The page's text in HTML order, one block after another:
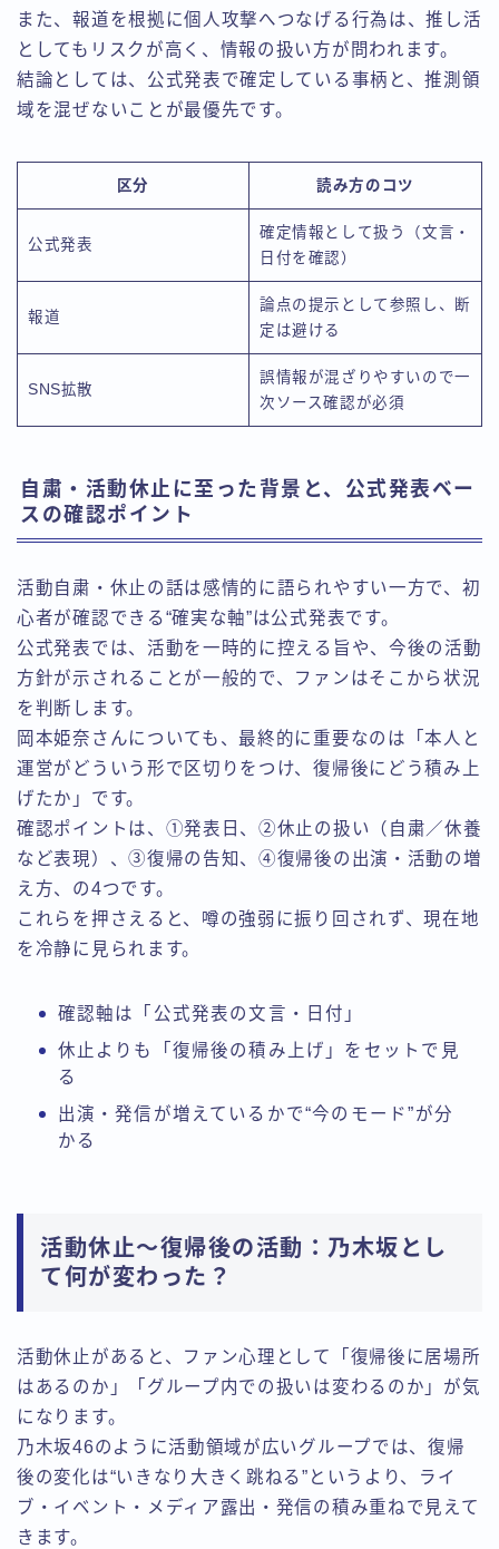
また、報道を根拠に個人攻撃へつなげる行為は、推し活
としてもリスクが高く、情報の扱い方が問われます。
結論としては、公式発表で確定している事柄と、推測領
域を混ぜないことが最優先です。
区分 読み方のコツ
公式発表
確定情報として扱う（文言・
日付を確認）
報道
論点の提示として参照し、断
定は避ける
SNS拡散
誤情報が混ざりやすいので一
次ソース確認が必須
自粛・活動休止に至った背景と、公式発表ベー
スの確認ポイント
活動自粛・休止の話は感情的に語られやすい一方で、初
心者が確認できる“確実な軸”は公式発表です。
公式発表では、活動を一時的に控える旨や、今後の活動
方針が示されることが一般的で、ファンはそこから状況
を判断します。
岡本姫奈さんについても、最終的に重要なのは「本人と
運営がどういう形で区切りをつけ、復帰後にどう積み上
げたか」です。
確認ポイントは、①発表日、②休止の扱い（自粛／休養
など表現）、③復帰の告知、④復帰後の出演・活動の増
え方、の4つです。
これらを押さえると、噂の強弱に振り回されず、現在地
を冷静に見られます。
確認軸は「公式発表の文言・日付」
休止よりも「復帰後の積み上げ」をセットで見
る
出演・発信が増えているかで“今のモード”が分
かる
活動休止〜復帰後の活動：乃木坂とし
て何が変わった？
活動休止があると、ファン心理として「復帰後に居場所
はあるのか」「グループ内での扱いは変わるのか」が気
になります。
乃木坂46のように活動領域が広いグループでは、復帰
後の変化は“いきなり大きく跳ねる”というより、ライ
ブ・イベント・メディア露出・発信の積み重ねで見えて
きます。